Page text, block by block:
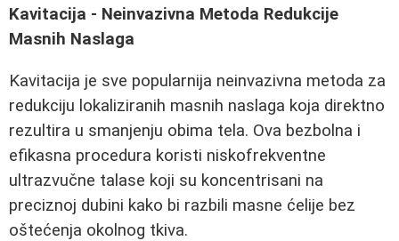
Kavitacija - Neinvazivna Metoda Redukcije
Masnih Naslaga
Kavitacija je sve popularnija neinvazivna metoda za
redukciju lokaliziranih masnih naslaga koja direktno
rezultira u smanjenju obima tela. Ova bezbolna i
efikasna procedura koristi niskofrekventne
ultrazvučne talase koji su koncentrisani na
preciznoj dubini kako bi razbili masne ćelije bez
oštećenja okolnog tkiva.